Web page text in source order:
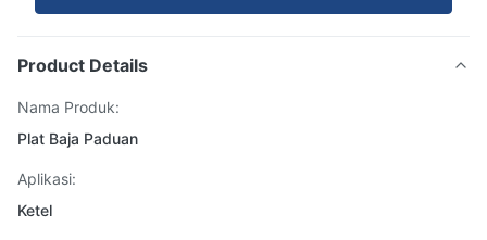
Product Details
Nama Produk:
Plat Baja Paduan
Aplikasi:
Ketel